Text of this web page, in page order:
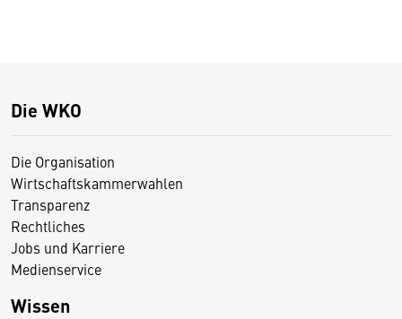
Die WKO
Die Organisation
Wirtschaftskammerwahlen
Transparenz
Rechtliches
Jobs und Karriere
Medienservice
Wissen